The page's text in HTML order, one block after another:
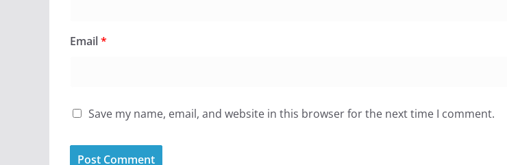
Email*
Save my name, email, and website in this browser for the next time I comment.